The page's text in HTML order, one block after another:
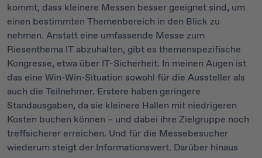
kommt, dass kleinere Messen besser geeignet sind, um
einen bestimmten Themenbereich in den Blick zu
nehmen. Anstatt eine umfassende Messe zum
Riesenthema IT abzuhalten, gibt es themenspezifische
Kongresse, etwa über IT-Sicherheit. In meinen Augen ist
das eine Win-Win-Situation sowohl für die Aussteller als
auch die Teilnehmer. Erstere haben geringere
Standausgaben, da sie kleinere Hallen mit niedrigeren
Kosten buchen können – und dabei ihre Zielgruppe noch
treffsicherer erreichen. Und für die Messebesucher
wiederum steigt der Informationswert. Darüber hinaus